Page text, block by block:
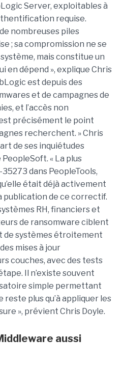
Server, exploitables à
requise.
nombreuses piles
; sa compromission ne se
mais constitue un
en dépend », explique Chris
est depuis des
et de campagnes de
et l’accès non
précisément le point
recherchent. » Chris
de ses inquiétudes
« La plus
dans PeopleTools,
était déjà activement
publication de ce correctif.
RH, financiers et
de ransomware ciblent
de systèmes étroitement
mises à jour
couches, avec des tests
Il n’existe souvent
simple permettant
reste plus qu’à appliquer les
», prévient Chris Doyle.
aussi